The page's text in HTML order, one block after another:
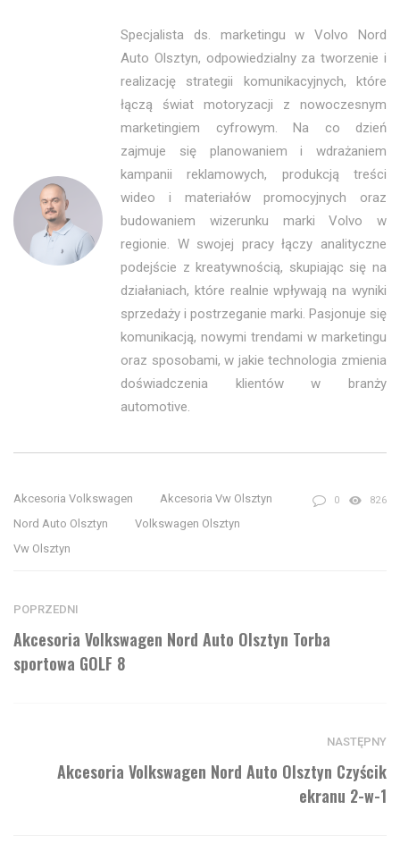
Specjalista ds. marketingu w Volvo Nord
Auto Olsztyn, odpowiedzialny za tworzenie i
realizację strategii komunikacyjnych, które
łączą świat motoryzacji z nowoczesnym
marketingiem cyfrowym. Na co dzień
zajmuje się planowaniem i wdrażaniem
kampanii reklamowych, produkcją treści
wideo i materiałów promocyjnych oraz
budowaniem wizerunku marki Volvo w
regionie. W swojej pracy łączy analityczne
podejście z kreatywnością, skupiając się na
działaniach, które realnie wpływają na wyniki
sprzedaży i postrzeganie marki. Pasjonuje się
komunikacją, nowymi trendami w marketingu
oraz sposobami, w jakie technologia zmienia
doświadczenia klientów w branży
automotive.
Akcesoria Volkswagen
Akcesoria Vw Olsztyn
Nord Auto Olsztyn
Volkswagen Olsztyn
Vw Olsztyn
0 826
POPRZEDNI
Akcesoria Volkswagen Nord Auto Olsztyn Torba
sportowa GOLF 8
NASTĘPNY
Akcesoria Volkswagen Nord Auto Olsztyn Czyścik
ekranu 2-w-1